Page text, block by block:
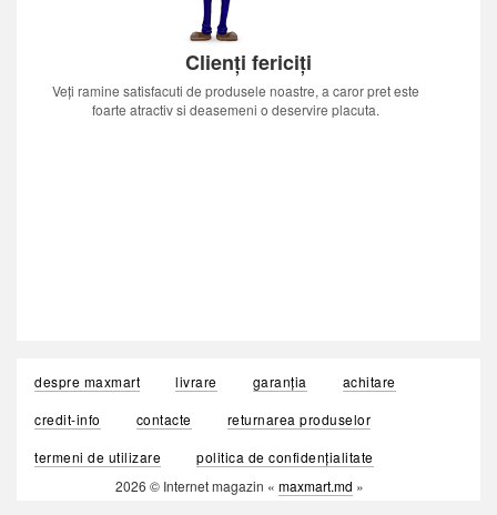
Clienți fericiți
Veți ramine satisfacuti de produsele noastre, a caror pret este
foarte atractiv si deasemeni o deservire placuta.
despre maxmart livrare garanția
achitare
credit-info
contacte
returnarea produselor
termeni de utilizare
politica de confidențialitate
2026 © Internet magazin « maxmart.md »